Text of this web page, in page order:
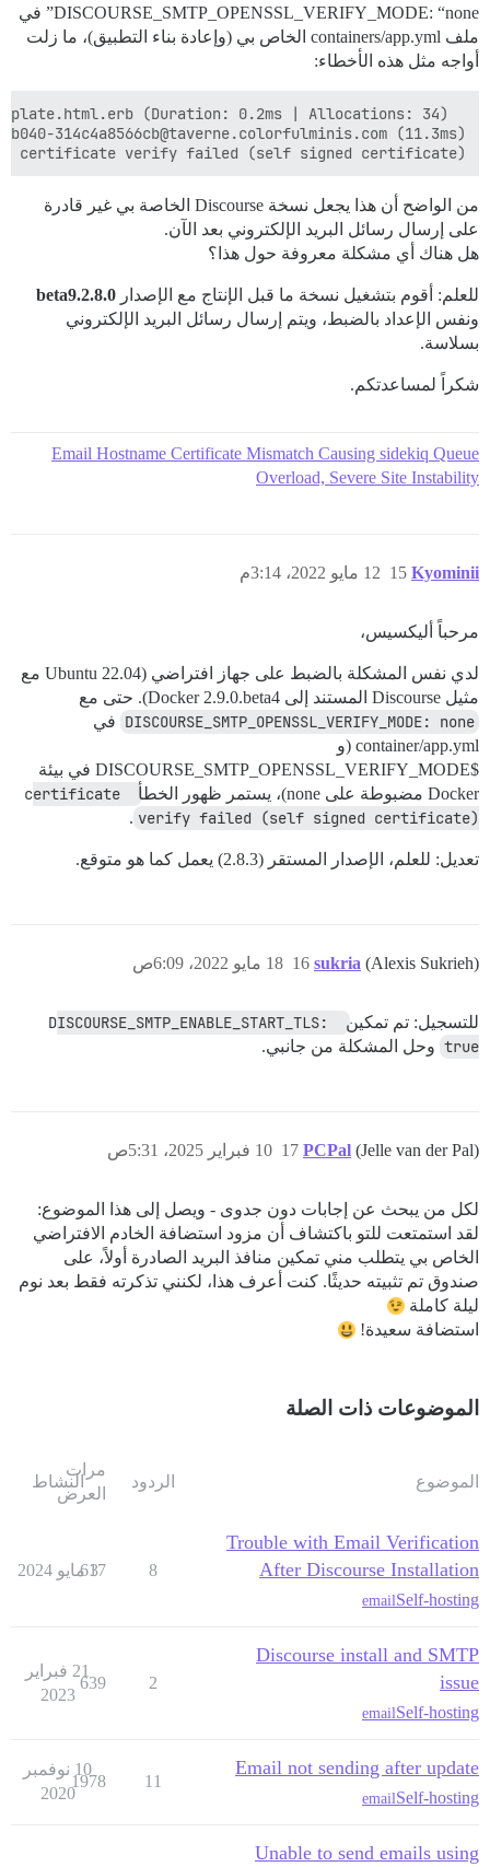
DISCOURSE_SMTP_OPENSSL_VERIFY_MODE: “none” في
ملف containers/app.yml الخاص بي (وإعادة بناء التطبيق)، ما زلت
أواجه مثل هذه الأخطاء:
certificate verify failed (self signed certificate)
من الواضح أن هذا يجعل نسخة Discourse الخاصة بي غير قادرة
على إرسال رسائل البريد الإلكتروني بعد الآن.
هل هناك أي مشكلة معروفة حول هذا؟
للعلم: أقوم بتشغيل نسخة ما قبل الإنتاج مع الإصدار 2.8.0.beta9
ونفس الإعداد بالضبط، ويتم إرسال رسائل البريد الإلكتروني
بسلاسة.
شكراً لمساعدتكم.
Email Hostname Certificate Mismatch Causing sidekiq Queue
Overload, Severe Site Instability
Kyominii 12 مايو 2022، 3:14م 15
مرحباً أليكسيس،
لدي نفس المشكلة بالضبط على جهاز افتراضي (Ubuntu 22.04 مع
مثيل Discourse المستند إلى Docker 2.9.0.beta4). حتى مع
DISCOURSE_SMTP_OPENSSL_VERIFY_MODE: none في
container/app.yml (و
$DISCOURSE_SMTP_OPENSSL_VERIFY_MODE في بيئة
Docker مضبوطة على none)، يستمر ظهور الخطأ
certificate
verify failed (self signed certificate)
.
تعديل: للعلم، الإصدار المستقر (2.8.3) يعمل كما هو متوقع.
sukria (Alexis Sukrieh) 18 مايو 2022، 6:09ص 16
للتسجيل: تم تمكين
DISCOURSE_SMTP_ENABLE_START_TLS:
true وحل المشكلة من جانبي.
PCPal (Jelle van der Pal) 10 فبراير 2025، 5:31ص 17
لكل من يبحث عن إجابات دون جدوى - ويصل إلى هذا الموضوع:
لقد استمتعت للتو باكتشاف أن مزود استضافة الخادم الافتراضي
الخاص بي يتطلب مني تمكين منافذ البريد الصادرة أولاً، على
صندوق تم تثبيته حديثًا. كنت أعرف هذا، لكنني تذكرته فقط بعد نوم
ليلة كاملة
استضافة سعيدة!
الموضوعات ذات الصلة
الموضوع الردود
مرات
العرض
النشاط
Trouble with Email Verification
After Discourse Installation
Self-hosting
email
8
617
3 مايو 2024
Discourse install and SMTP
issue
Self-hosting
email
2
639
21 فبراير
2023
Email not sending after update
Self-hosting
email
11
1978
10 نوفمبر
2020
Unable to send emails using